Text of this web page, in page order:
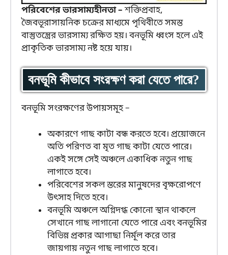
পরিবেশের ভারসাম্যহীনতা – শক্তিপ্রবাহ,
জৈবভূরাসায়নিক চক্রের মাধ্যমে পৃথিবীতে সমস্ত
বাস্তুতন্ত্রের ভারসাম্য রক্ষিত হয়। বনভূমি ধ্বংস হলে এই
প্রাকৃতিক ভারসাম্য নষ্ট হয়ে যায়।
বনভূমি কীভাবে সংরক্ষণ করা যেতে পারে?
বনভূমি সংরক্ষণের উপায়সমূহ –
অকারণে গাছ কাটা বন্ধ করতে হবে। প্রয়োজনে
অতি পরিণত বা মৃত গাছ কাটা যেতে পারে।
একই সঙ্গে সেই অঞ্চলে একাধিক নতুন গাছ
লাগাতে হবে।
পরিবেশের সকল স্তরের মানুষদের বৃক্ষরোপণে
উৎসাহ দিতে হবে।
বনভূমি অঞ্চলে অগ্নিদগ্ধ কোনো স্থান থাকলে
সেখানে গাছ লাগানো যেতে পারে এবং বনভূমির
বিভিন্ন প্রকার আগাছা নির্মূল করে তার
জায়গায় নতুন গাছ লাগাতে হবে।